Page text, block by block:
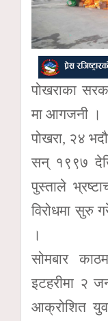
पोखराका
मा आगजनी ।
पोखरा, २४
सन् १९९७
पुस्ताले
विरोधमा सुरु
।
सोमबार
इटहरीमा २
आक्रोशित